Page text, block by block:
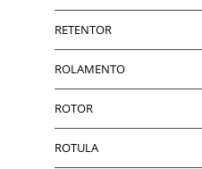
RETENTOR
ROLAMENTO
ROTOR
ROTULA